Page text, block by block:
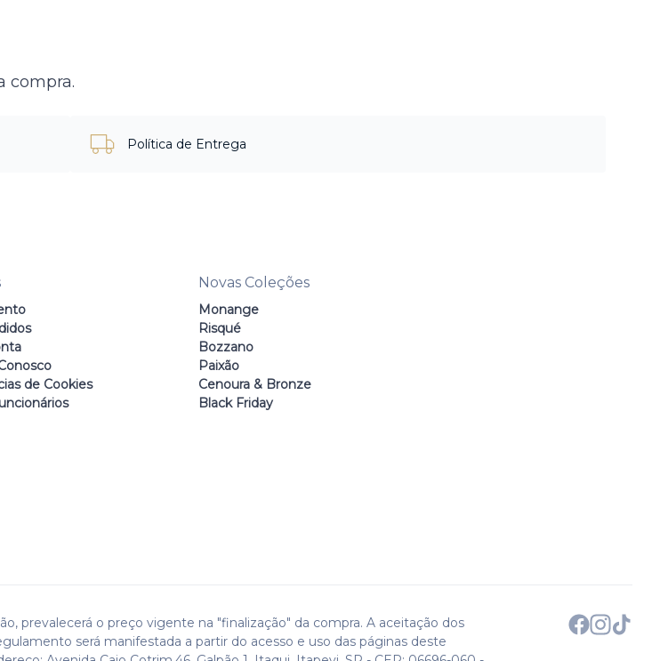
compra.
Política de Entrega
de Cookies
Novas Coleções
Monange
Risqué
Bozzano
Paixão
Cenoura & Bronze
Black Friday
prevalecerá o preço vigente na "finalização" da compra. A aceitação dos
será manifestada a partir do acesso e uso das páginas deste